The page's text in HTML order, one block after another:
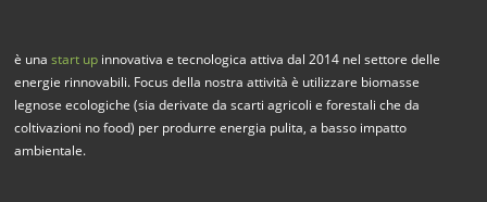
è unastart up innovativa e tecnologica attiva dal 2014 nel settore delle
energie rinnovabili. Focus della nostra attività è utilizzare biomasse
legnose ecologiche (sia derivate da scarti agricoli e forestali che da
coltivazioni no food) per produrre energia pulita, a basso impatto
ambientale.